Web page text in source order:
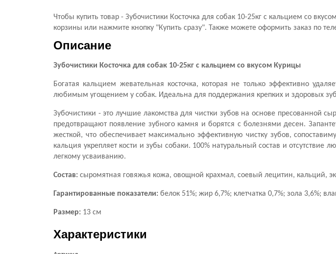
Чтобы купить товар - Зубочистики Косточка для собак 10-25кг с кальцием со
корзины или нажмите кнопку "Купить сразу". Также можете оформить заказ по
Описание
Зубочистики Косточка для собак 10-25кг с кальцием со вкусом Курицы
Богатая кальцием жевательная косточка, которая не только эффективно
любимым угощением у собак. Идеальна для поддержания крепких и здоровых
Зубочистики - это лучшие лакомства для чистки зубов на основе пресованной
предотвращают появление зубного камня и борятся с болезнями десен.
жесткой, что обеспечивает максимально эффективную чистку зубов,
кальция укрепляет кости и зубы собаки. 100% натуральный состав и отсутствие
легкому усваиванию.
Состав: сыромятная говяжья кожа, овощной крахмал, соевый лецитин, кальций,
Гарантированные показатели: белок 51%; жир 6,7%; клетчатка 0,7%; зола 3,6%;
Размер: 13 см
Характеристики